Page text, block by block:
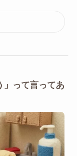
」って言ってあ